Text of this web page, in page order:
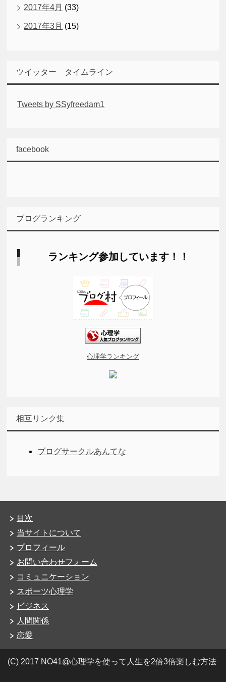
2017年4月 (33)
2017年3月 (15)
ツイッター タイムライン
Tweets by SSyfreedam1
facebook
ブログランキング
ランキング参加しています！！
心理学ランキング
相互リンク集
ブログサークルあんてな
目次
当サイトについて
プロフィール
お問い合わせフォーム
コミュニケーション
スポーツ心理学
ビジネス
人間関係
恋愛
(C) 2017 NO41@心理学を使って人生を2倍3倍楽しむ方法